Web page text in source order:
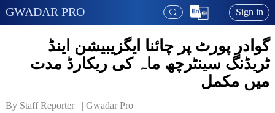
GWADAR PRO Sign in
گوادر پورٹ پر چائنا ایگزیبیشن اینڈ
ٹریڈنگ سینٹرچھ ماہ کی ریکارڈ مدت
میں مکمل
By Staff Reporter   | Gwadar Pro